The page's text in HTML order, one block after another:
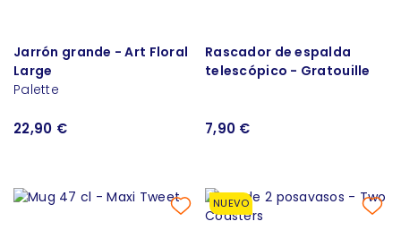
Jarrón grande - Art Floral
Large
Palette
22,90 €
Rascador de espalda
telescópico - Gratouille
7,90 €
NUEVO